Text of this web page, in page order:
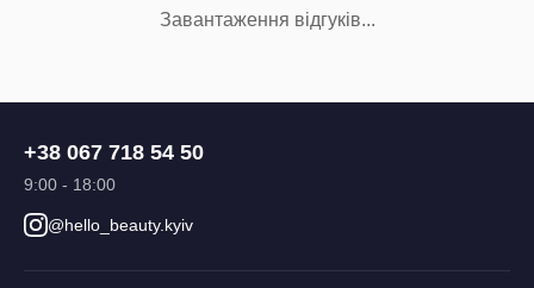
Завантаження відгуків...
+38 067 718 54 50
9:00 - 18:00
@hello_beauty.kyiv